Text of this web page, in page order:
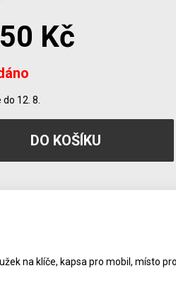
Kč
12. 8.
na klíče, kapsa pro mobil, místo